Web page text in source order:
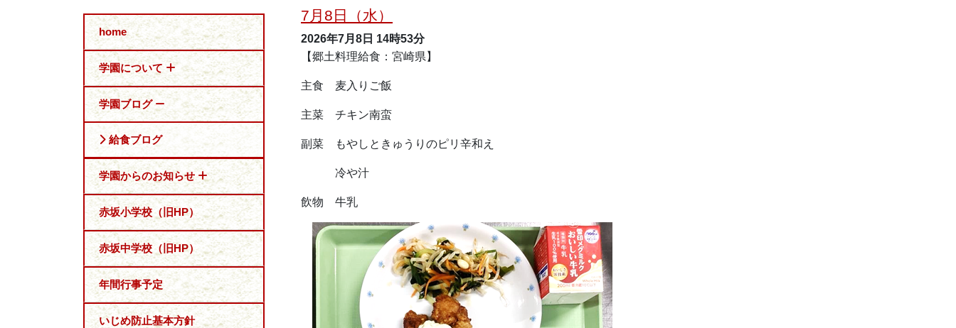
home
学園について
学園ブログ
給食ブログ
学園からのお知らせ
赤坂小学校（旧HP）
赤坂中学校（旧HP）
年間行事予定
いじめ防止基本方針
7月8日（水）
2026年7月8日 14時53分
【郷土料理給食：宮崎県】
主食 麦入りご飯
主菜 チキン南蛮
副菜 もやしときゅうりのピリ辛和え
冷や汁
飲物 牛乳